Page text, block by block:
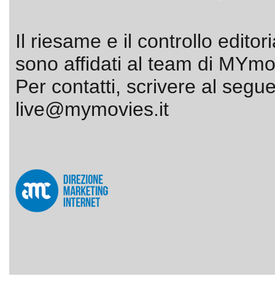
Il riesame e il controllo
sono affidati al team di
Per contatti, scrivere al
live@mymovies.it